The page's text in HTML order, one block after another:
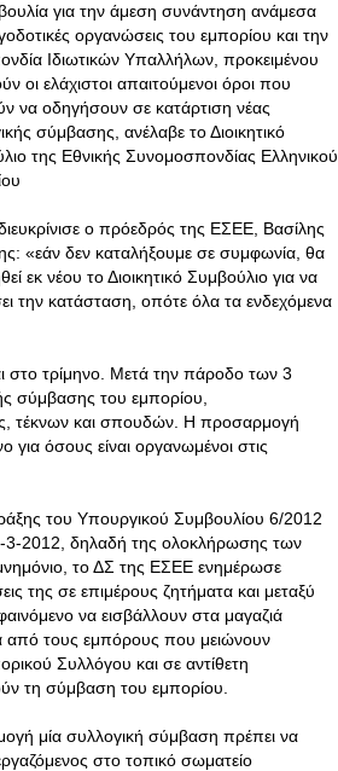
για την άμεση συνάντηση ανάμεσα
οργανώσεις του εμπορίου και την
Ιδιωτικών Υπαλλήλων, προκειμένου
οι ελάχιστοι απαιτούμενοι όροι που
να οδηγήσουν σε κατάρτιση νέας
σύμβασης, ανέλαβε το Διοικητικό
της Εθνικής Συνομοσπονδίας Ελληνικού
ο πρόεδρός της ΕΣΕΕ, Βασίλης
«εάν δεν καταλήξουμε σε συμφωνία, θα
εκ νέου το Διοικητικό Συμβούλιο για να
την κατάσταση, οπότε όλα τα ενδεχόμενα
στο τρίμηνο. Μετά την πάροδο των 3
σύμβασης του εμπορίου,
τέκνων και σπουδών. Η προσαρμογή
για όσους είναι οργανωμένοι στις
του Υπουργικού Συμβουλίου 6/2012
3-2012, δηλαδή της ολοκλήρωσης των
το ΔΣ της ΕΣΕΕ ενημέρωσε
της σε επιμέρους ζητήματα και μεταξύ
να εισβάλλουν στα μαγαζιά
από τους εμπόρους που μειώνουν
Συλλόγου και σε αντίθετη
τη σύμβαση του εμπορίου.
μία συλλογική σύμβαση πρέπει να
στο τοπικό σωματείο